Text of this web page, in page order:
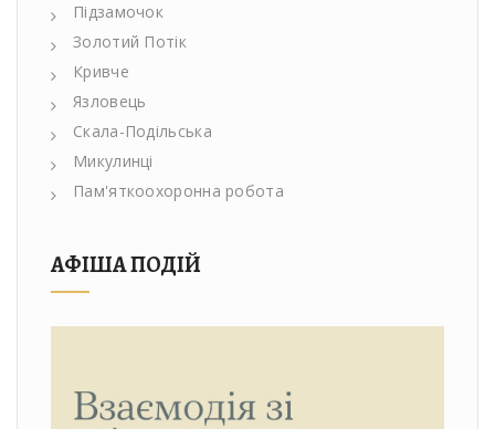
Підзамочок
Золотий Потік
Кривче
Язловець
Скала-Подільська
Микулинці
Пам'яткоохоронна робота
АФІША ПОДІЙ